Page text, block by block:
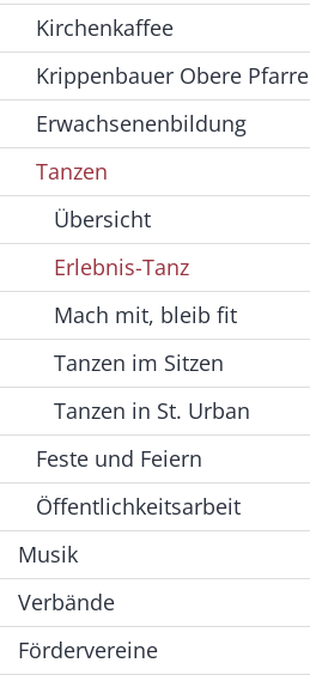
Kirchenkaffee
Krippenbauer Obere Pfarre
Erwachsenenbildung
Tanzen
Übersicht
Erlebnis-Tanz
Mach mit, bleib fit
Tanzen im Sitzen
Tanzen in St. Urban
Feste und Feiern
Öffentlichkeitsarbeit
Musik
Verbände
Fördervereine